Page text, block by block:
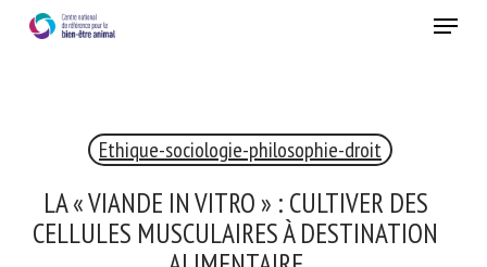
Menu
Ethique-sociologie-philosophie-droit
LA « VIANDE IN VITRO » : CULTIVER DES
CELLULES MUSCULAIRES À DESTINATION
RECEVEZ CHAQUE MOIS GRATUITEMENT
ANIMAL